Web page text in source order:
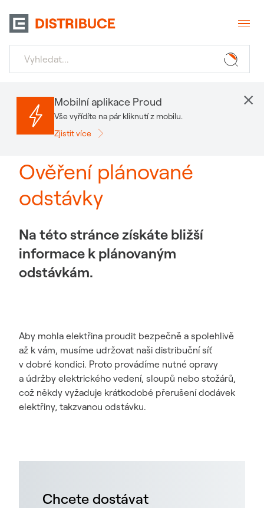
Ověření plánované
odstávky
Na této stránce získáte bližší
informace k plánovaným
odstávkám.
Aby mohla elektřina proudit bezpečně a spolehlivě
až k vám, musíme udržovat naši distribuční síť
v dobré kondici. Proto provádíme nutné opravy
a údržby elektrického vedení, sloupů nebo stožárů,
což někdy vyžaduje krátkodobé přerušení dodávek
elektřiny, takzvanou odstávku.
Mobilní aplikace Proud
Vše vyřídíte na pár kliknutí z mobilu.
Zjistit více
×
Chcete dostávat